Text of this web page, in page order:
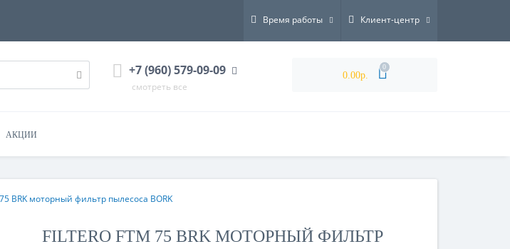
Время работы Клиент-центр
+7 (960) 579-09-09
смотреть все
0.00р.
0
АКЦИИ
BRK моторный фильтр пылесоса BORK
FILTERO FTM 75 BRK МОТОРНЫЙ ФИЛЬТР